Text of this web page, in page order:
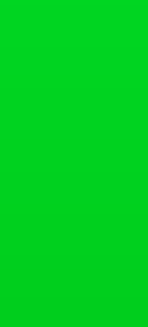
间实现图像文